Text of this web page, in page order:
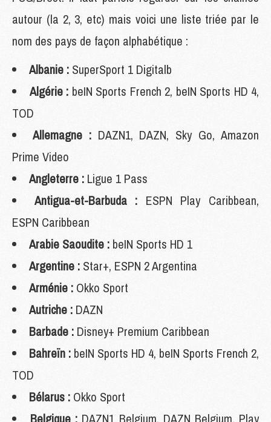
autour (la 2, 3, etc) mais voici une liste triée par le
nom des pays de façon alphabétique :
Albanie : SuperSport 1 Digitalb
Algérie : beIN Sports French 2, beIN Sports HD 4,
TOD
Allemagne :DAZN1, DAZN, Sky Go, Amazon
Prime Video
Angleterre : Ligue 1 Pass
Antigua-et-Barbuda : ESPN Play Caribbean,
ESPN Caribbean
Arabie Saoudite : beIN Sports HD 1
Argentine : Star+, ESPN 2 Argentina
Arménie : Okko Sport
Autriche : DAZN
Barbade : Disney+ Premium Caribbean
Bahreïn : beIN Sports HD 4, beIN Sports French 2,
TOD
Bélarus : Okko Sport
Belgique : DAZN1 Belgium, DAZN Belgium, Play